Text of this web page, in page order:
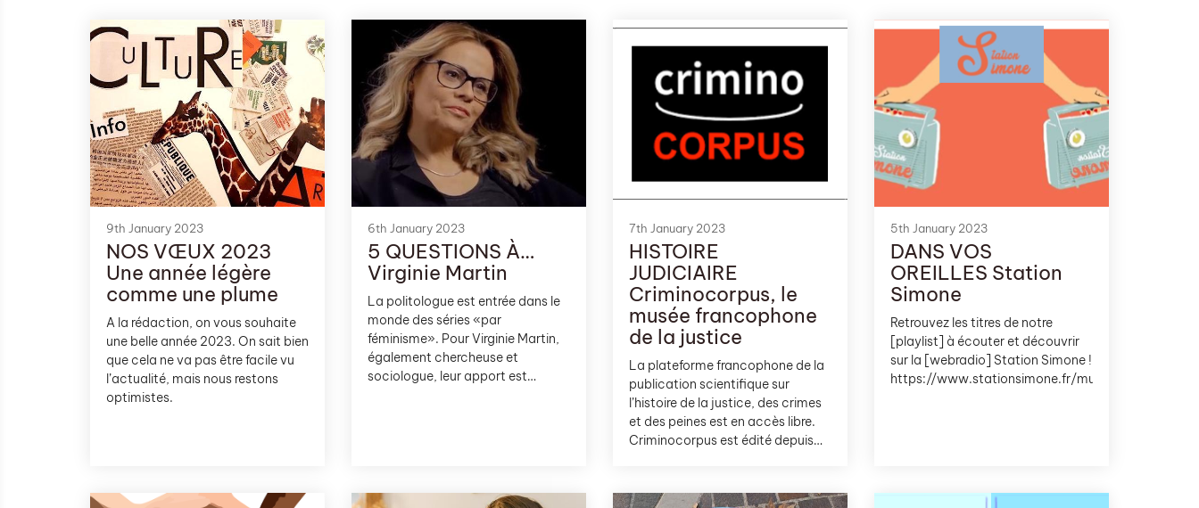
9th January 2023
NOS VŒUX 2023
Une année légère
comme une plume
A la rédaction, on vous souhaite
une belle année 2023. On sait bien
que cela ne va pas être facile vu
l’actualité, mais nous restons
optimistes.
6th January 2023
5 QUESTIONS À…
Virginie Martin
La politologue est entrée dans le
monde des séries «par
féminisme». Pour Virginie Martin,
également chercheuse et
sociologue, leur apport est
7th January 2023
HISTOIRE
JUDICIAIRE
Criminocorpus, le
musée francophone
de la justice
La plateforme francophone de la
publication scientifique sur
l’histoire de la justice, des crimes
et des peines est en accès libre.
Criminocorpus est édité depuis
l’histoire de la justice). Cette unité
5th January 2023
DANS VOS
OREILLES Station
Simone
Retrouvez les titres de notre
[playlist] à écouter et découvrir
sur la [webradio] Station Simone !
https://www.stationsimone.fr/musesik